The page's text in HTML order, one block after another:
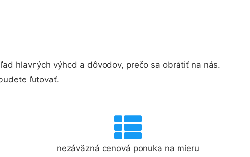
hlavných výhod a dôvodov, prečo sa obrátiť na nás.
ľutovať.
nezáväzná cenová ponuka na mieru